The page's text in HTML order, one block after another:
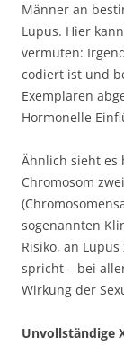
Männer an
Lupus. Hier
vermuten:
codiert ist und
Exemplaren
Hormonelle
Ähnlich sieht es
Chromosom
sogenannten
Risiko, an
spricht – bei
Wirkung der
Unvollständige